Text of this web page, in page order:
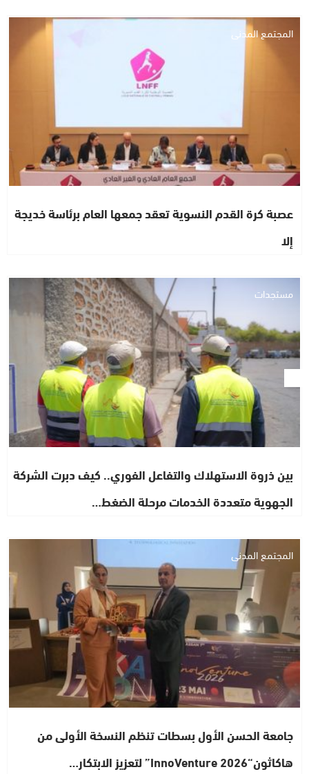
المجتمع المدني
عصبة كرة القدم النسوية تعقد جمعها العام برئاسة خديجة
إلا
مستجدات
بين ذروة الاستهلاك والتفاعل الفوري.. كيف دبرت الشركة
الجهوية متعددة الخدمات مرحلة الضغط…
المجتمع المدني
جامعة الحسن الأول بسطات تنظم النسخة الأولى من
هاكاثون“InnoVenture 2026” لتعزيز الابتكار…